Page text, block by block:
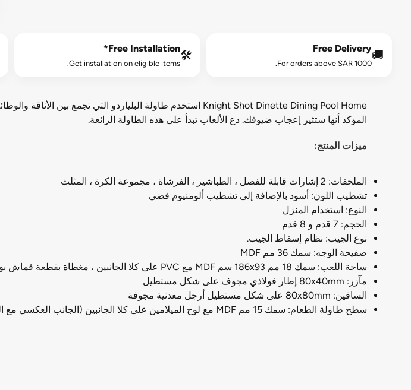
🚚
Free Delivery
For orders above SAR 1000.
🛠️
Free Installation*
Get installation on eligible items.
المؤكد أنها ستثير إعجاب ضيوفك. دع الألعاب تبدأ على هذه الطاولة الرائعة.
ميزات المنتج:
الملحقات: 2 إشارات قابلة للفصل ، الطباشير ، الفرشاة ، مجموعة الكرة ، المثلث
تشطيب اللون: أسود بالإضافة إلى تشطيب ألومنيوم فضي
النوع: استخدام المنزل
الحجم: 7 قدم و 8 قدم
نوع الجيب: نظام إسقاط الجيب.
صفيحة الوجه: سمك 36 مم MDF
ساحة اللعب: سمك 18 مم 186x93 سم MDF مع PVC على كلا الجانبين ، مغطاة بقطعة قماش بوليستر حمراء
مآزر: 80x40mm إطار فولاذي مجوف على شكل مستطيل
الساقين: 80x80mm على شكل مستطيل أرجل معدنية مجوفة
سطح طاولة الطعام: سمك 15 مم MDF مع لوح الميلامين على كلا الجانبين (الجانب العكسي مع التقوية)